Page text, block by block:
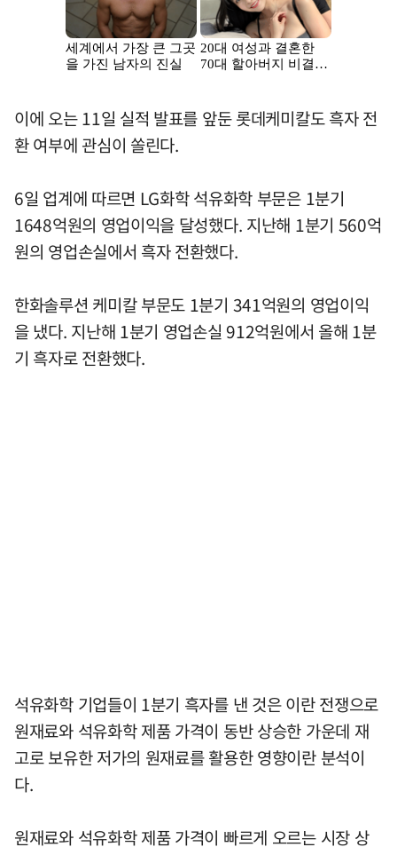
이에 오는 11일 실적 발표를 앞둔 롯데케미칼도 흑자 전
환 여부에 관심이 쏠린다.
6일 업계에 따르면 LG화학 석유화학 부문은 1분기
1648억원의 영업이익을 달성했다. 지난해 1분기 560억
원의 영업손실에서 흑자 전환했다.
한화솔루션 케미칼 부문도 1분기 341억원의 영업이익
을 냈다. 지난해 1분기 영업손실 912억원에서 올해 1분
기 흑자로 전환했다.
석유화학 기업들이 1분기 흑자를 낸 것은 이란 전쟁으로
원재료와 석유화학 제품 가격이 동반 상승한 가운데 재
고로 보유한 저가의 원재료를 활용한 영향이란 분석이
다.
원재료와 석유화학 제품 가격이 빠르게 오르는 시장 상